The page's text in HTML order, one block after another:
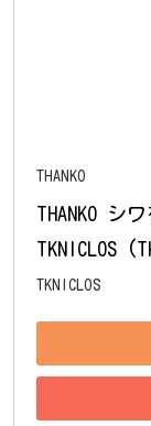
THANKO
THANKO シ
TKNICLOS
TKNICLOS